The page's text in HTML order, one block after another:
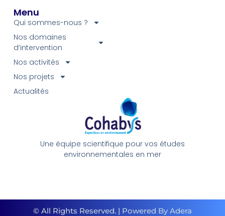
Une équipe scientifique pour vos études
environnementales en mer
Menu
Qui sommes-nous ?
Nos domaines
d’intervention
Nos activités
Nos projets
Actualités
© All Rights Reserved. | Powered By Adera